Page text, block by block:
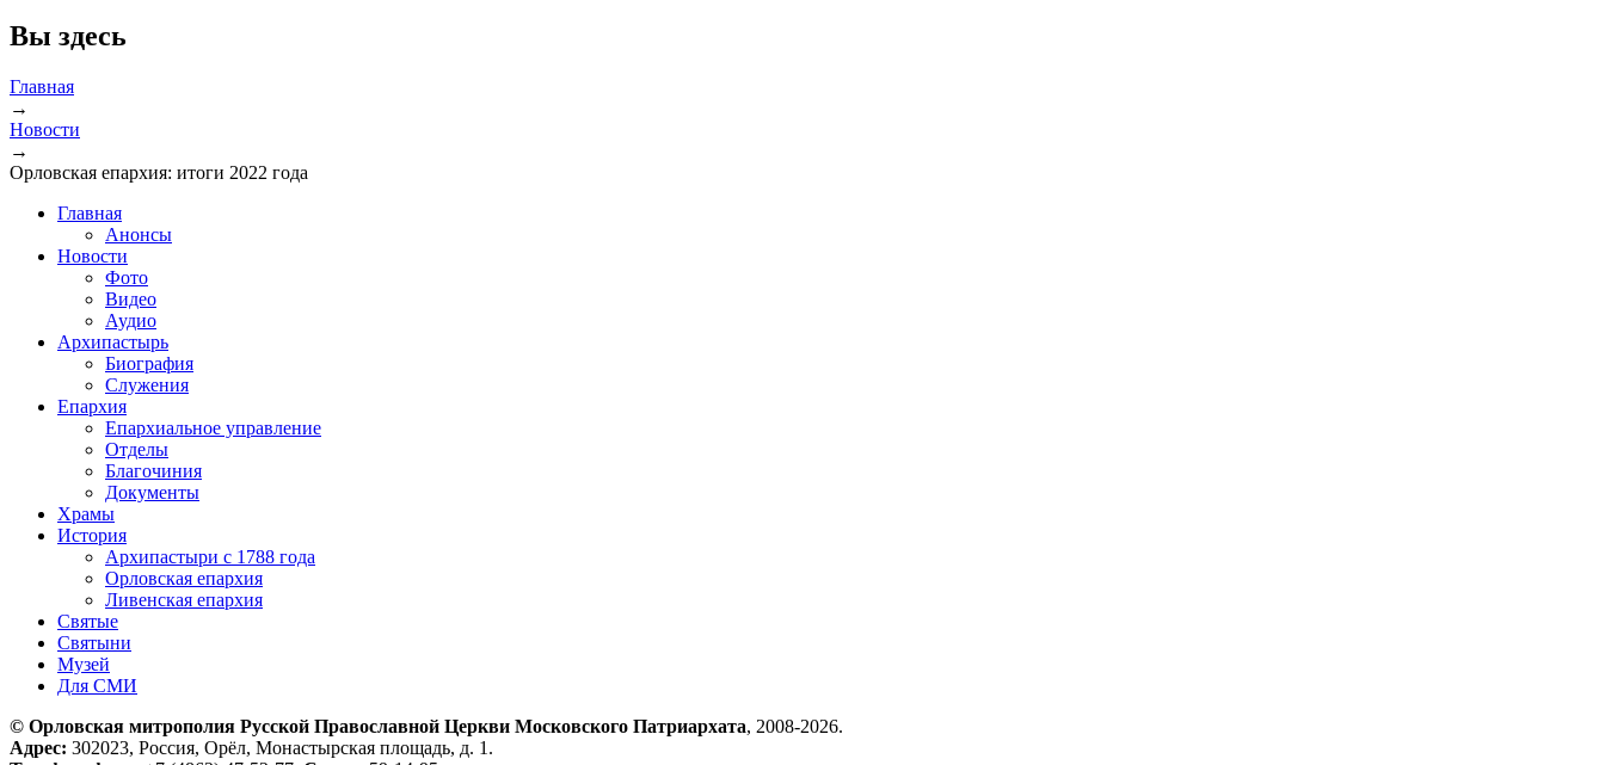
Вы здесь
Главная
→
Новости
→
Орловская епархия: итоги 2022 года
Главная
Анонсы
Новости
Фото
Видео
Аудио
Архипастырь
Биография
Служения
Епархия
Епархиальное управление
Отделы
Благочиния
Документы
Храмы
История
Архипастыри с 1788 года
Орловская епархия
Ливенская епархия
Святые
Святыни
Музей
Для СМИ
© Орловская митрополия Русской Православной Церкви Московского Патриархата, 2008-2026.
Адрес: 302023, Россия, Орёл, Монастырская площадь, д. 1.